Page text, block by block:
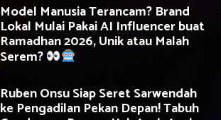
Model Manusia Terancam? Brand
Lokal Mulai Pakai AI Influencer buat
Ramadhan 2026, Unik atau Malah
Serem?
Ruben Onsu Siap Seret Sarwendah
ke Pengadilan Pekan Depan! Tabuh